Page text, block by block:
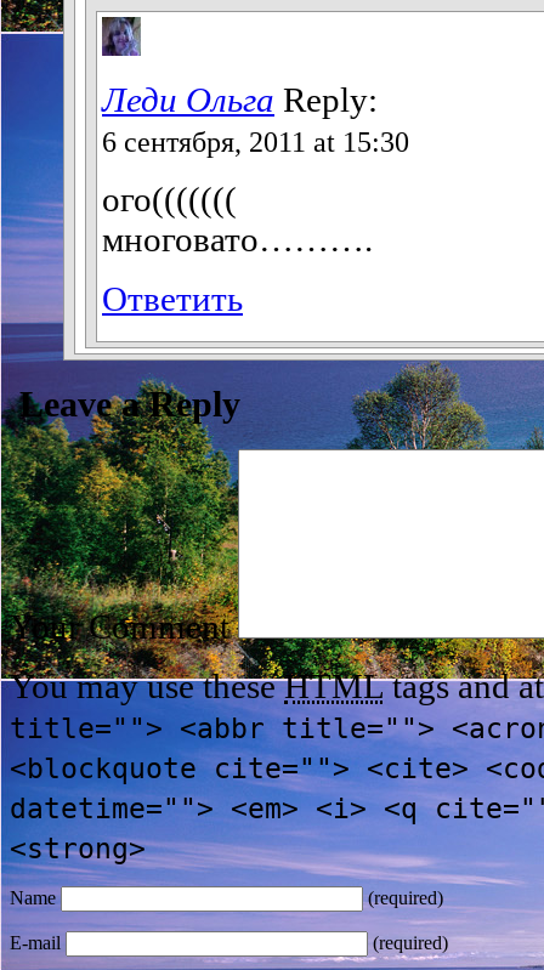
Леди Ольга Reply:
6 сентября, 2011 at 15:30
ого(((((((
многовато……….
Ответить
Leave a Reply
Your Comment
You may use theseHTMLtags and
title=""> <abbr title="">
<blockquote cite=""> <cite>
datetime=""> <em> <i> <q
<strong>
Name (required)
E-mail (required)